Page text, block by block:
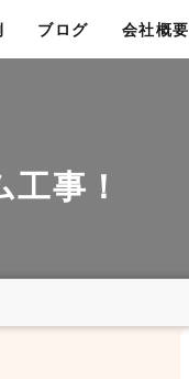
ブログ 会社概要
事！